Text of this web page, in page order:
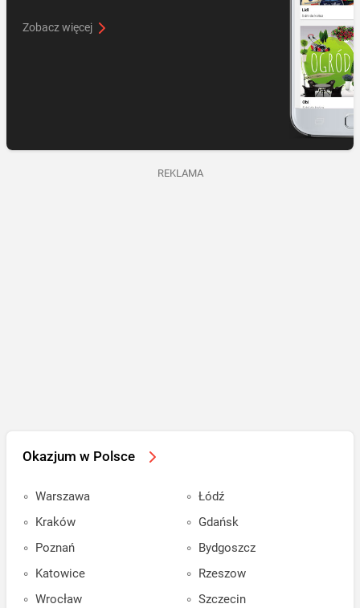
Zobacz więcej
REKLAMA
Okazjum w Polsce
Warszawa
Kraków
Poznań
Katowice
Wrocław
Łódź
Gdańsk
Bydgoszcz
Rzeszow
Szczecin